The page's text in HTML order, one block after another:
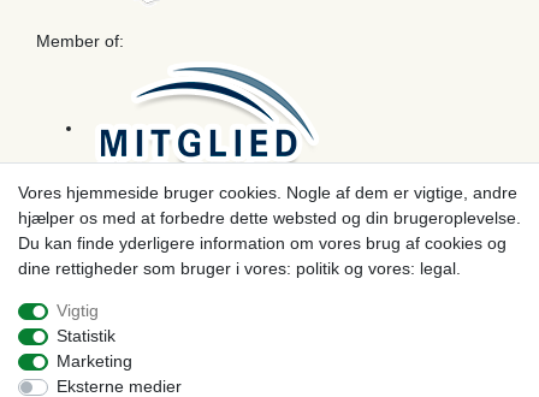
Member of:
Betaling
Vores hjemmeside bruger cookies. Nogle af dem er vigtige, andre
hjælper os med at forbedre dette websted og din brugeroplevelse.
Du kan finde yderligere information om vores brug af cookies og
dine rettigheder som bruger i vores: politik og vores: legal.
Vigtig
Statistik
Marketing
Eksterne medier